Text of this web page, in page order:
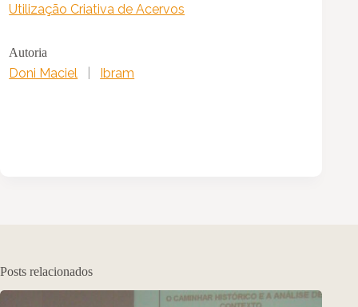
Utilização Criativa de Acervos
Autoria
Doni Maciel Ibram
Posts relacionados